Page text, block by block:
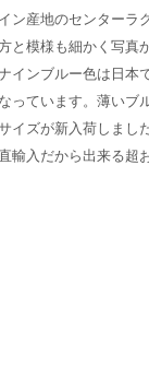
ン産地のセンターラ
と模様も細かく写
インブルー色は日本
っています。薄い
イズが新入荷しまし
輸入だから出来る超